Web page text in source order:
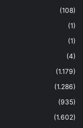
(108)
(1)
(1)
(4)
(1.179)
(1.286)
(935)
(1.602)